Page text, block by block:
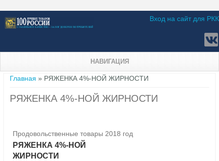
Вход на сайт для РКК
НАВИГАЦИЯ
Вы здесь
Главная » РЯЖЕНКА 4%-НОЙ ЖИРНОСТИ
РЯЖЕНКА 4%-НОЙ ЖИРНОСТИ
Продовольственные товары 2018 год
РЯЖЕНКА 4%-НОЙ
ЖИРНОСТИ